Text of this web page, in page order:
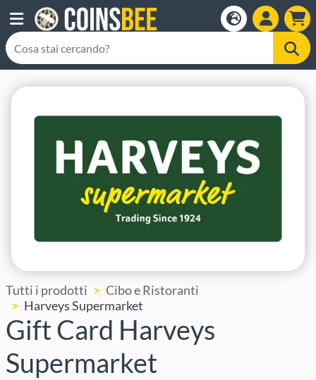
Tutti i prodotti
Cibo e Ristoranti
Harveys Supermarket
Gift Card Harveys
Supermarket